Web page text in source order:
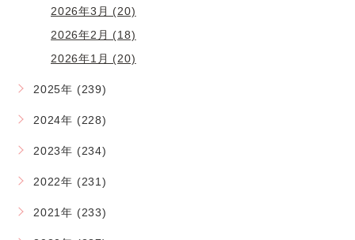
2026年3月 (20)
2026年2月 (18)
2026年1月 (20)
2025年 (239)
2024年 (228)
2023年 (234)
2022年 (231)
2021年 (233)